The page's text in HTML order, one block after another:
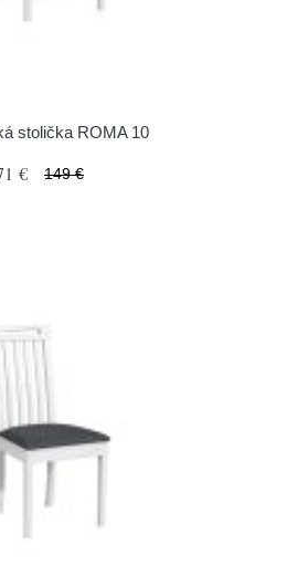
stolička ROMA 10
€ 149 €